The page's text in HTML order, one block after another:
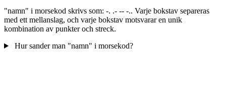
"namn" i morsekod skrivs som: -. .- -- -.. Varje bokstav separeras
med ett mellanslag, och varje bokstav motsvarar en unik
kombination av punkter och streck.
Hur sander man "namn" i morsekod?